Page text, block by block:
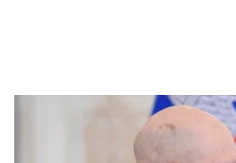
Генерал сергей
Сегодня, 8 октября,